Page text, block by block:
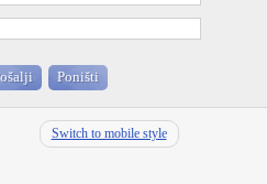
Switch to mobile style